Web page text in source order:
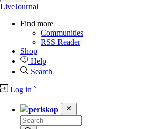
LiveJournal
Find more
Communities
RSS Reader
Shop
Help
Search
Log in `
periskop